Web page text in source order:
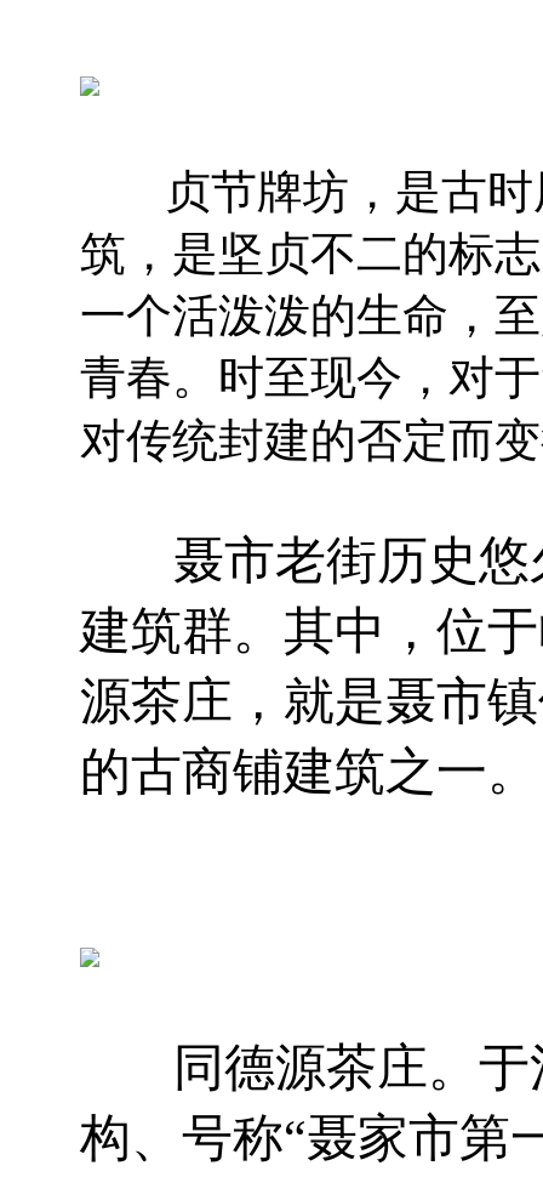
贞节牌坊，是古时
筑，是坚贞不二的标
一个活泼泼的生命，
青春。时至现今，对
对传统封建的否定而
聂市老街历史悠
建筑群。其中，位
源茶庄，就是聂市
的古商铺建筑之一
同德源茶庄。于
构、号称“聂家市第